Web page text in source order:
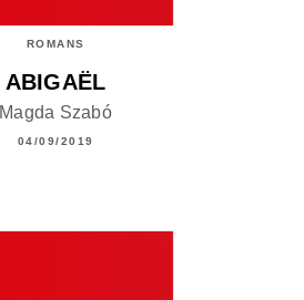
ROMANS
ABIGAËL
Magda Szabó
04/09/2019